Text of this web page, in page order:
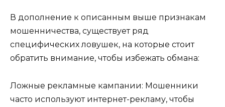
В дополнение к описанным выше признакам
мошенничества, существует ряд
специфических ловушек, на которые стоит
обратить внимание, чтобы избежать обмана:
Ложные рекламные кампании: Мошенники
часто используют интернет-рекламу, чтобы